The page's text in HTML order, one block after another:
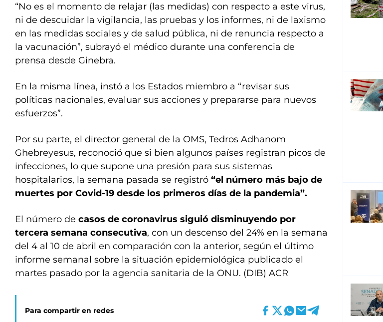
“No es el momento de relajar (las medidas) con respecto a este virus,
ni de descuidar la vigilancia, las pruebas y los informes, ni de laxismo
en las medidas sociales y de salud pública, ni de renuncia respecto a
la vacunación”, subrayó el médico durante una conferencia de
prensa desde Ginebra.
En la misma línea, instó a los Estados miembro a “revisar sus
políticas nacionales, evaluar sus acciones y prepararse para nuevos
esfuerzos”.
Por su parte, el director general de la OMS, Tedros Adhanom
Ghebreyesus, reconoció que si bien algunos países registran picos de
infecciones, lo que supone una presión para sus sistemas
hospitalarios, la semana pasada se registró “el número más bajo de
muertes por Covid-19 desde los primeros días de la pandemia”.
El número de casos de coronavirus siguió disminuyendo por
tercera semana consecutiva, con un descenso del 24% en la semana
del 4 al 10 de abril en comparación con la anterior, según el último
informe semanal sobre la situación epidemiológica publicado el
martes pasado por la agencia sanitaria de la ONU. (DIB) ACR
Para compartir en redes